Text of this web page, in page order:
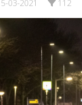
03-2021 112